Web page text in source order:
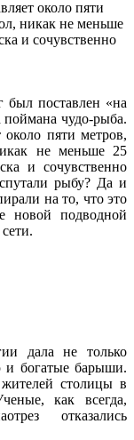
около пяти
никак не меньше
и сочувственно
был поставлен «на
чудо-рыба.
пяти метров,
не меньше 25
и сочувственно
рыбу? Да и
на то, что это
новой подводной
дала не только
богатые барыши.
столицы в
как всегда,
отказались